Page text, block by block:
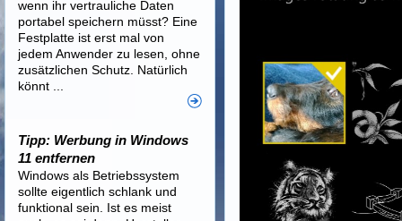
wenn ihr vertrauliche Daten
portabel speichern müsst? Eine
Festplatte ist erst mal von
jedem Anwender zu lesen, ohne
zusätzlichen Schutz. Natürlich
könnt ...
Tipp: Werbung in Windows
11 entfernen
Windows als Betriebssystem
sollte eigentlich schlank und
funktional sein. Ist es meist